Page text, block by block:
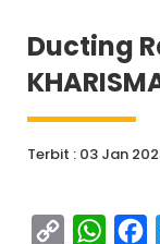
Ducting
Terbit : 03 Jan
Copy